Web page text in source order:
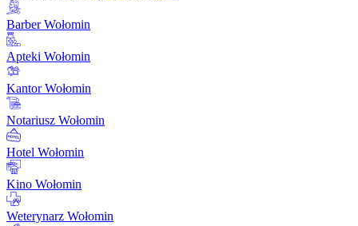
Barber Wołomin
Apteki Wołomin
Kantor Wołomin
Notariusz Wołomin
Hotel Wołomin
Kino Wołomin
Weterynarz Wołomin